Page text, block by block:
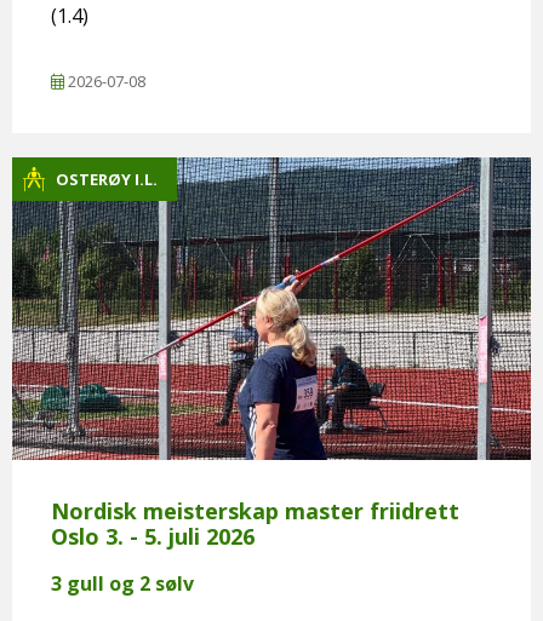
(1.4)
2026-07-08
OSTERØY I.L.
Nordisk meisterskap master friidrett
Oslo 3. - 5. juli 2026
3 gull og 2 sølv